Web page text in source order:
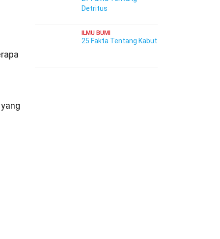
Detritus
ILMU BUMI
25 Fakta Tentang Kabut